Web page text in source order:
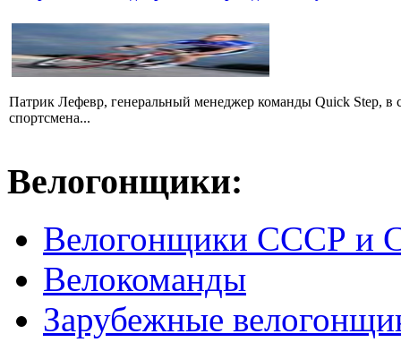
Патрик Лефевр, генеральный менеджер команды Quick Step, в
спортсмена...
Велогонщики:
Велогонщики СССР и
Велокоманды
Зарубежные